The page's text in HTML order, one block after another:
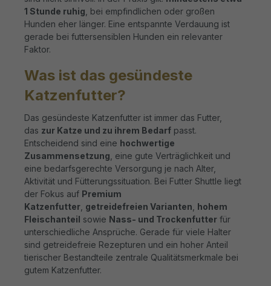
1 Stunde ruhig , bei empfindlichen oder großen
Hunden eher länger. Eine entspannte Verdauung ist
gerade bei futtersensiblen Hunden ein relevanter
Faktor.
Was ist das gesündeste
Katzenfutter?
Das gesündeste Katzenfutter ist immer das Futter,
das zur Katze und zu ihrem Bedarf passt.
Entscheidend sind eine hochwertige
Zusammensetzung , eine gute Verträglichkeit und
eine bedarfsgerechte Versorgung je nach Alter,
Aktivität und Fütterungssituation. Bei Futter Shuttle liegt
der Fokus auf Premium
Katzenfutter getreidefreien Varianten hohem
Fleischanteil sowie Nass- und Trockenfutter für
unterschiedliche Ansprüche. Gerade für viele Halter
sind getreidefreie Rezepturen und ein hoher Anteil
tierischer Bestandteile zentrale Qualitätsmerkmale bei
gutem Katzenfutter.